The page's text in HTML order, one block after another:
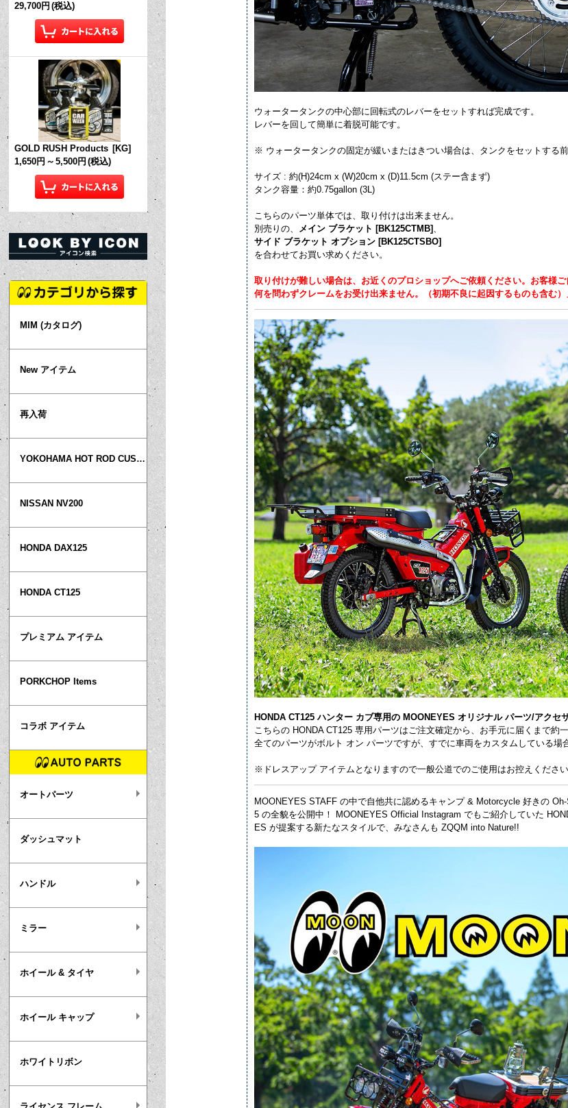
29,700円 (税込)
GOLD RUSH Products [KG]
1,650円 ～ 5,500円 (税込)
MIM (カタログ)
New アイテム
再入荷
YOKOHAMA HOT ROD CUSTOM SHOW
NISSAN NV200
HONDA DAX125
HONDA CT125
プレミアム アイテム
PORKCHOP Items
コラボ アイテム
オートパーツ
ダッシュマット
ハンドル
ミラー
ホイール & タイヤ
ホイール キャップ
ホワイトリボン
ウォータータンクの中心部に回転式のレバーをセットすれば完成です。
レバーを回して簡単に着脱可能です。
※ ウォータータンクの固定が緩いまたはきつい場合は、タンクをセットする
サイズ : 約(H)24cm x (W)20cm x (D)11.5cm (ステー含まず)
タンク容量：約0.75gallon (3L)
こちらのパーツ単体では、取り付けは出来ません。
別売りの、
メイン ブラケット [BK125CTMB]
サイド ブラケット オプション [BK125CTSBO]
を合わせてお買い求めください。
取り付けが難しい場合は、お近くのプロショップへご依頼ください。お客様
何を問わずクレームをお受け出来ません。（初期不良に起因するものも含む）
HONDA CT125 ハンター カブ専用の MOONEYES オリジナル パーツ/アクセ
こちらの HONDA CT125 専用パーツはご注文確定から、お手元に届くまで約
全てのパーツがボルト オン パーツですが、すでに車両をカスタムしている場
※ドレスアップ アイテムとなりますので一般公道でのご使用はお控えください
MOONEYES STAFF の中で自他共に認めるキャンプ & Motorcycle 好きの
5 の全貌を公開中！ MOONEYES Official Instagram でもご紹介していた
ES が提案する新たなスタイルで、みなさんも ZQQM into Nature!!